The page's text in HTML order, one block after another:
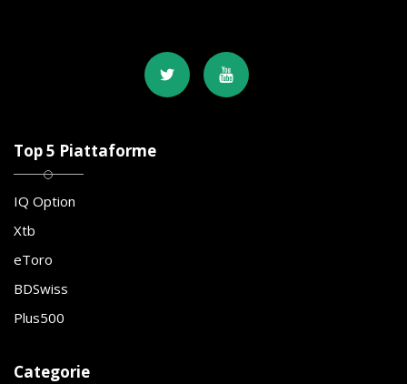
Top 5 Piattaforme
IQ Option
Xtb
eToro
BDSwiss
Plus500
Categorie